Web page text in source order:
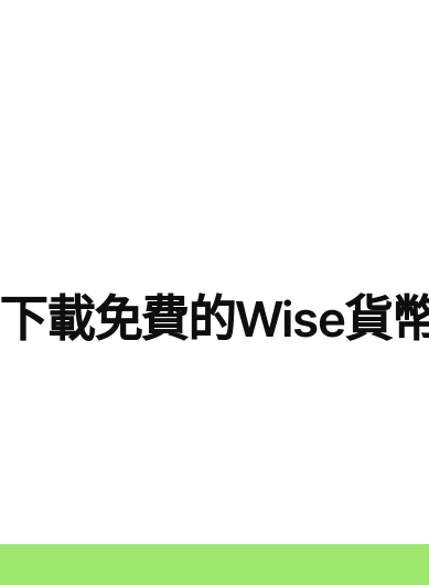
下載免費的Wise貨